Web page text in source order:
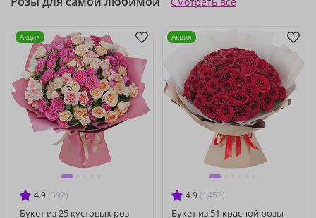
4.9 (392)
Букет из 25 кустовых роз
Акция
4.9 (1457)
Букет из 51 красной розы
Акция